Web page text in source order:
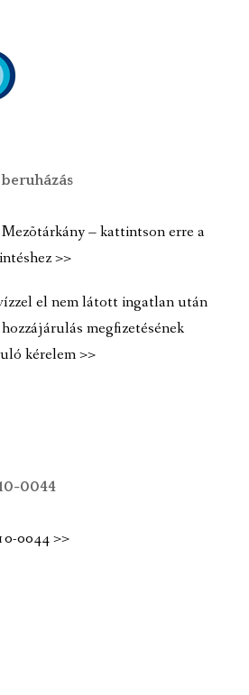
– kattintson erre a
>>
el nem látott ingatlan után
megfizetésének
kérelem >>
0044
0044 >>